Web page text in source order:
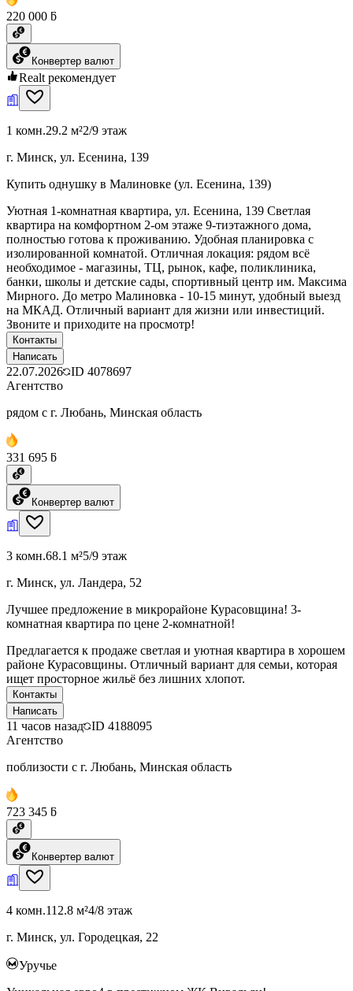
220 000 ƃ
Конвертер валют
Realt рекомендует
1 комн.29.2 м²2/9 этаж
г. Минск, ул. Есенина, 139
Купить однушку в Малиновке (ул. Есенина, 139)
Уютная 1-комнатная квартира, ул. Есенина, 139 Светлая
квартира на комфортном 2-ом этаже 9-тиэтажного дома,
полностью готова к проживанию. Удобная планировка с
изолированной комнатой. Отличная локация: рядом всё
необходимое - магазины, ТЦ, рынок, кафе, поликлиника,
банки, школы и детские сады, спортивный центр им. Максима
Мирного. До метро Малиновка - 10-15 минут, удобный выезд
на МКАД. Отличный вариант для жизни или инвестиций.
Звоните и приходите на просмотр!
Контакты
Написать
22.07.2026 ID 4078697
Агентство
рядом с г. Любань, Минская область
331 695 ƃ
Конвертер валют
3 комн.68.1 м²5/9 этаж
г. Минск, ул. Ландера, 52
Лучшее предложение в микрорайоне Курасовщина! 3-
комнатная квартира по цене 2-комнатной!
Предлагается к продаже светлая и уютная квартира в хорошем
районе Курасовщины. Отличный вариант для семьи, которая
ищет просторное жильё без лишних хлопот.
Контакты
Написать
11 часов назад ID 4188095
Агентство
поблизости с г. Любань, Минская область
723 345 ƃ
Конвертер валют
4 комн.112.8 м²4/8 этаж
г. Минск, ул. Городецкая, 22
Уручье